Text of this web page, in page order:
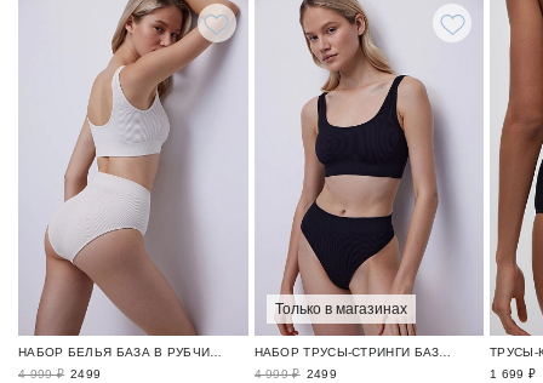
НАБОР БЕЛЬЯ БАЗА В РУБЧИК / RIBBED BASE
4 999 ₽ 2499
Только в магазинах
НАБОР ТРУСЫ-СТРИНГИ БАЗА В РУБЧИК / RIBBED BASE
4 999 ₽ 2499
1 699 ₽